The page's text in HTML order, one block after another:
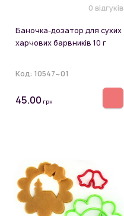
0 відгуків
Баночка-дозатор для сухих
харчових барвників 10 г
Код: 10547~01
45.00 грн